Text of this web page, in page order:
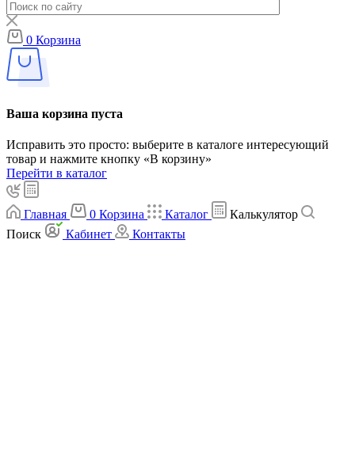
0 Корзина
Ваша корзина пуста
Исправить это просто: выберите в каталоге интересующий
товар и нажмите кнопку «В корзину»
Перейти в каталог
Главная 0 Корзина Каталог
Калькулятор
Поиск
Кабинет Контакты